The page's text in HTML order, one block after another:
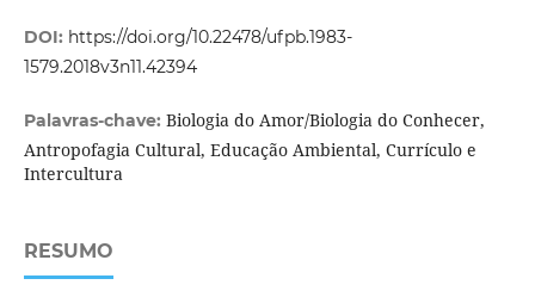
DOI: https://doi.org/10.22478/ufpb.1983-
1579.2018v3n11.42394
Palavras-chave: Biologia do Amor/Biologia do Conhecer,
Antropofagia Cultural, Educação Ambiental, Currículo e
Intercultura
RESUMO